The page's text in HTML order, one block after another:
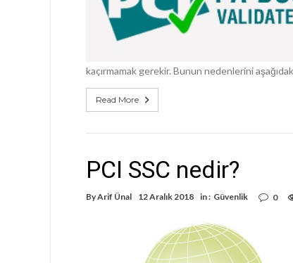
kaçırmamak gerekir. Bunun nedenlerini
Read More
PCI SSC nedir?
ByArif Ünal 12 Aralık 2018 in : Güvenlik 0